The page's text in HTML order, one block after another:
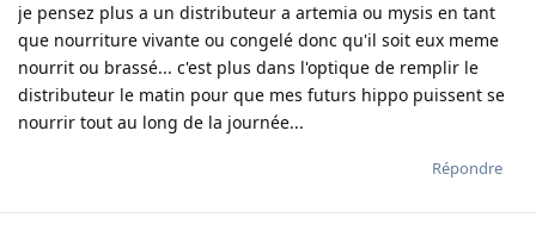
je pensez plus a un distributeur a artemia ou mysis en tant
que nourriture vivante ou congelé donc qu'il soit eux meme
nourrit ou brassé... c'est plus dans l'optique de remplir le
distributeur le matin pour que mes futurs hippo puissent se
nourrir tout au long de la journée...
Répondre